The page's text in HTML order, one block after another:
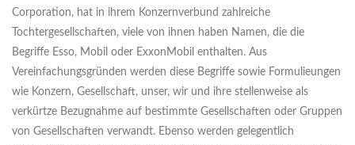
Corporation, hat in ihrem Konzernverbund zahlreiche
Tochtergesellschaften, viele von ihnen haben Namen, die die
Begriffe Esso, Mobil oder ExxonMobil enthalten. Aus
Vereinfachungsgründen werden diese Begriffe sowie Formulieungen
wie Konzern, Gesellschaft, unser, wir und ihre stellenweise als
verkürtze Bezugnahme auf bestimmte Gesellschaften oder Gruppen
von Gesellschaften verwandt. Ebenso werden gelegentlich